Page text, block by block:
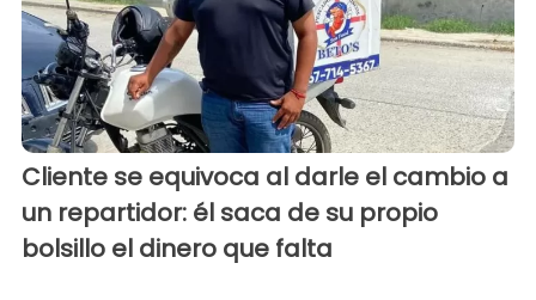
Cliente se equivoca al darle el cambio a
un repartidor: él saca de su propio
bolsillo el dinero que falta